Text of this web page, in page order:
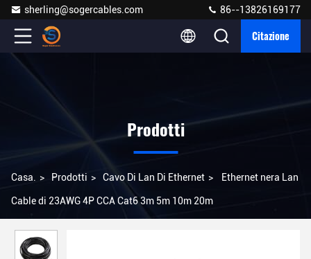
sherling@sogercables.com 86--13826169177
Citazione
Prodotti
Casa. > Prodotti > Cavo Di Lan Di Ethernet > Ethernet nera Lan
Cable di 23AWG 4P CCA Cat6 3m 5m 10m 20m